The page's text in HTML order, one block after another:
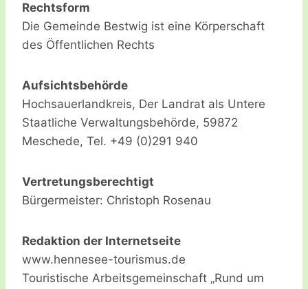
Rechtsform
Die Gemeinde Bestwig ist eine Körperschaft
des Öffentlichen Rechts
Aufsichtsbehörde
Hochsauerlandkreis, Der Landrat als Untere
Staatliche Verwaltungsbehörde, 59872
Meschede, Tel. +49 (0)291 940
Vertretungsberechtigt
Bürgermeister: Christoph Rosenau
Redaktion der Internetseite
www.hennesee-tourismus.de
Touristische Arbeitsgemeinschaft „Rund um